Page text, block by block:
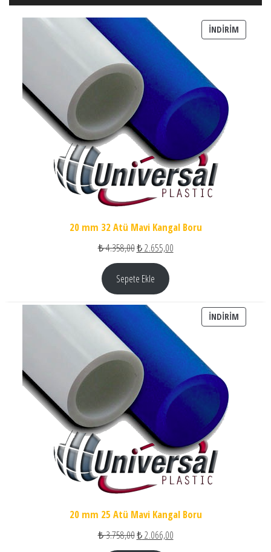
İNDIRIM
20 mm 32 Atü Mavi Kangal Boru
₺4.358,00Orijinal fiyat: ₺ 4.358,00.
₺2.655,00Şu andaki fiyat: ₺ 2.655,00.
Sepete Ekle
İNDIRIM
20 mm 25 Atü Mavi Kangal Boru
₺3.758,00Orijinal fiyat: ₺ 3.758,00.
₺2.066,00Şu andaki fiyat: ₺ 2.066,00.